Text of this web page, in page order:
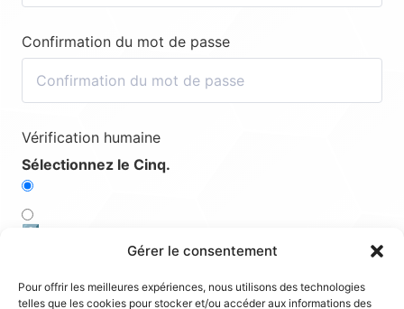
Gérer le consentement
Pour offrir les meilleures expériences, nous utilisons des technologies
telles que les cookies pour stocker et/ou accéder aux informations des
Confirmation du mot de passe
Vérification humaine
Sélectionnez le Cinq.
3️⃣